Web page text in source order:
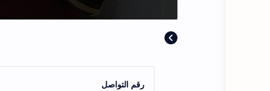
رقم التواصل